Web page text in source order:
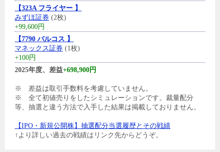
【323A フライヤー 】
みずほ証券 (2枚)
+99,600円
【7790 バルコス 】
マネックス証券 (1枚)
+100円
2025年度、差益+698,900円
※ 差益は取引手数料を考慮していません。
※ 全て初値売りをしたシミュレーションです。裁量配分
等、抽選と違う方法で入手した結果は掲載しておりません。
【IPO・新規公開株】抽選配分当選履歴とその戦績
↑より詳しい過去の戦績はリンク先からどうぞ。